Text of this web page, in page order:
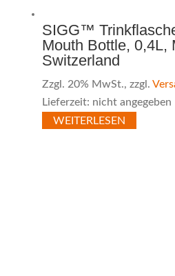
SIGG™
Mouth Bottle, 0,4L,
Switzerland
Zzgl. 20% MwSt., zzgl.
Lieferzeit: nicht angegeben
WEITERLESEN